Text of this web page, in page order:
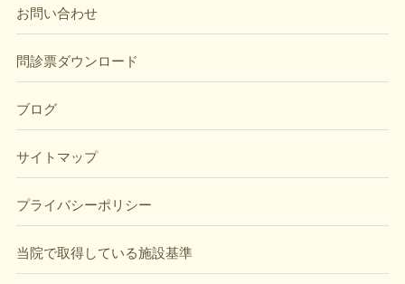
お問い合わせ
問診票ダウンロード
ブログ
サイトマップ
プライバシーポリシー
当院で取得している施設基準